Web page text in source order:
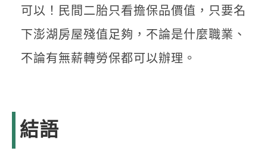
可以！民間二胎只看擔保品價值，只要名
下澎湖房屋殘值足夠，不論是什麼職業、
不論有無薪轉勞保都可以辦理。
結語